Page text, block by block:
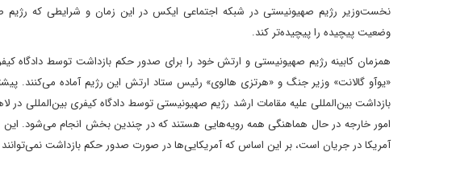
نخست‌وزیر رژیم صهیونیستی در شبکه اجتماعی ایکس در این زمان و شرایطی که رژیم
وضعیت پیچیده را پیچیده‌تر کند.
همزمان کابینه رژیم صهیونیستی و ارتش خود را برای صدور حکم بازداشت توسط دادگاه
«یوآو گالانت» وزیر جنگ و «هرتزی هالوی» رئیس ستاد ارتش این رژیم آماده می‌کنند.
بازداشت بین‌المللی علیه مقامات ارشد رژیم صهیونیستی توسط دادگاه کیفری بین‌المللی در
امور خارجه در حال هماهنگی همه رویه‌هایی هستند که در چندین بخش انجام می‌شود. این
آمریکا در جریان است، بر این اساس که آمریکایی‌ها در صورت صدور حکم بازداشت نمی‌توانند